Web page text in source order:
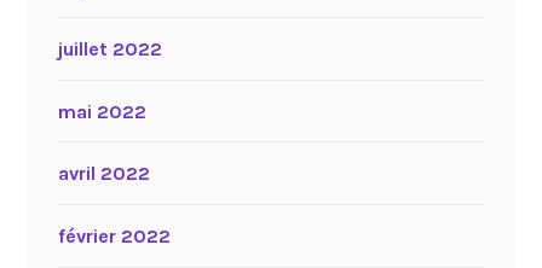
juillet 2022
mai 2022
avril 2022
février 2022